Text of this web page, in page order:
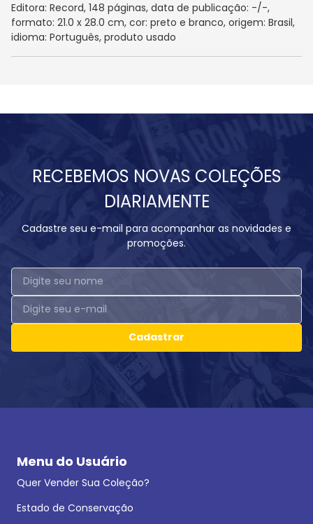
Editora: Record, 148 páginas, data de publicação: -/-,
formato: 21.0 x 28.0 cm, cor: preto e branco, origem: Brasil,
idioma: Português, produto usado
RECEBEMOS NOVAS COLEÇÕES
DIARIAMENTE
Cadastre seu e-mail para acompanhar as novidades e
promoções.
Cadastrar
Menu do Usuário
Quer Vender Sua Coleção?
Estado de Conservação